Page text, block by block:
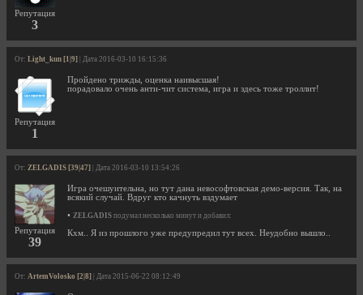
Репутация
3
От: Light_kun [1|9] | Дата 2016-03-10 16:15:36
Репутация
1
Пройдено трижды, оценка наивысшая!
порадовало очень анти-чит система, игра и здесь тоже троллит!
От: ZELGADIS [39|47] | Дата 2016-03-10 13:54:26
Репутация
39
Игра очешуительна, но тут дана невософтовская демо-версия. Так, на
всякий случай. Вдруг кто качнуть вздумает
• ZELGADIS подумал несколько минут и добавил:
Кхм.. Я из прошлого уже предупредил тут всех. Неудобно вышло..
От: ArtemVolosko [2|8] | Дата 2015-06-22 08:12:49